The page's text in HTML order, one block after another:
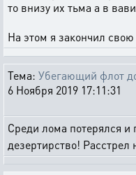
то внизу их тьма а в
На этом я закончил
Тема: Убегающий флот
6 Ноября 2019 17:11:31
Среди лома потерялся и
дезертирство! Расстрел